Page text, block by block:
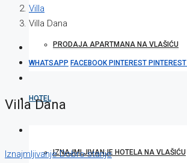
PRODAJA APARTMANA NA VLAŠIĆU
HOTEL
IZNAJMLJIVANJE HOTELA NA VLAŠIĆU
Villa
Villa Dana
WHATSAPP FACEBOOK PINTEREST PINTEREST
Villa Dana
IznajmljivanjeDobro stanje